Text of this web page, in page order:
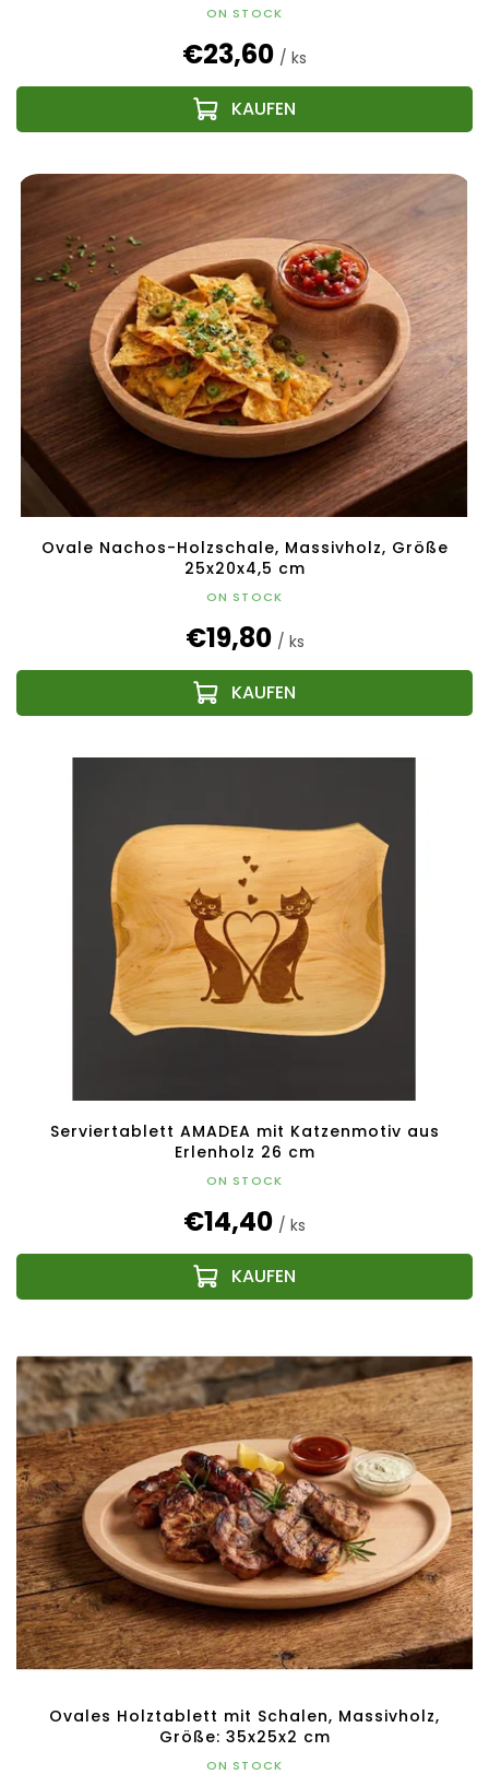
ON STOCK
€23,60 / ks
Ovale Nachos-Holzschale, Massivholz, Größe
25x20x4,5 cm
ON STOCK
€19,80 / ks
Serviertablett AMADEA mit Katzenmotiv aus
Erlenholz 26 cm
ON STOCK
€14,40 / ks
Ovales Holztablett mit Schalen, Massivholz,
Größe: 35x25x2 cm
ON STOCK